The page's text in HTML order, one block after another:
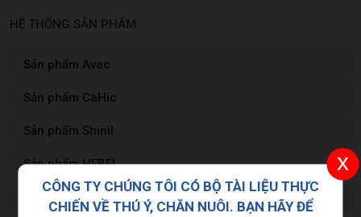
HỆ THỐNG SẢN PHẨM
Sản phẩm Avac
Sản phẩm CaHic
Sản phẩm Shinil
Sản phẩm HEBEI
Sản phẩm Zenex – Ayurvet
CÔNG TY CHÚNG TÔI CÓ BỘ TÀI LIỆU THỰC
CHIẾN VỀ THÚ Ý, CHĂN NUÔI. BẠN HÃY ĐỂ
x